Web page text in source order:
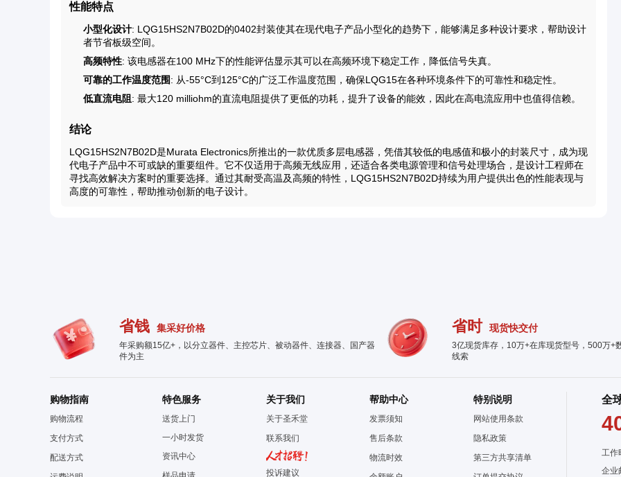
性能特点
小型化设计: LQG15HS2N7B02D的0402封装使其在现代电子产品小型化的趋势下，能够满足多种设计要求，帮助设计
者节省板级空间。
高频特性: 该电感器在100 MHz下的性能评估显示其可以在高频环境下稳定工作，降低信号失真。
可靠的工作温度范围: 从-55°C到125°C的广泛工作温度范围，确保LQG15在各种环境条件下的可靠性和稳定性。
低直流电阻 : 最大120 milliohm的直流电阻提供了更低的功耗，提升了设备的能效，因此在高电流应用中也值得信赖。
结论
LQG15HS2N7B02D是Murata Electronics所推出的一款优质多层电感器，凭借其较低的电感值和极小的封装尺寸，成为现
代电子产品中不可或缺的重要组件。它不仅适用于高频无线应用，还适合各类电源管理和信号处理场合，是设计工程师在
寻找高效解决方案时的重要选择。通过其耐受高温及高频的特性，LQG15HS2N7B02D持续为用户提供出色的性能表现与
高度的可靠性，帮助推动创新的电子设计。
省钱 集采好价格
年采购额15亿+，以分立器件、主控芯片、被动器件、连接器、国产器
件为主
省时 现货快交付
3亿现货库存，10万+在库现货型号，500万+
线索
购物指南
购物流程
支付方式
配送方式
特色服务
送货上门
一小时发货
资讯中心
关于我们
关于圣禾堂
联系我们
投诉建议
帮助中心
发票须知
售后条款
物流时效
特别说明
网站使用条款
隐私政策
第三方共享清单
全
工作
企业